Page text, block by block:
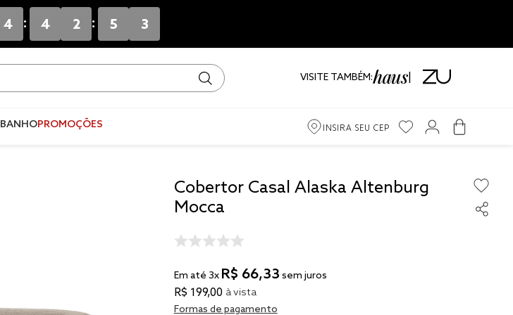
4 : 4 2 : 5 2
VISITE TAMBÉM:
BANHOPROMOÇÕES INSIRA SEU CEP
Cobertor Casal Alaska Altenburg
Mocca
Em até 3x R$ 66,33 sem juros
R$ 199,00 à vista
Formas de pagamento
fronha
travesseiro
solteiro
tencel